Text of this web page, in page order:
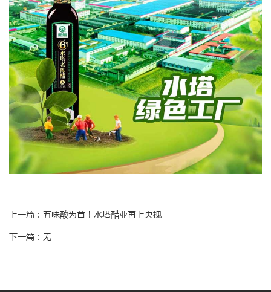
上一篇： 五味酸为首！水塔醋业再上央视
下一篇： 无